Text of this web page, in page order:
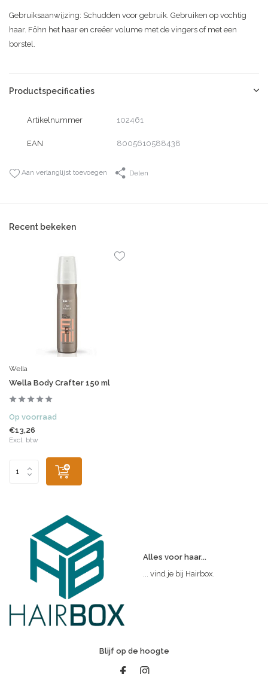
Gebruiksaanwijzing: Schudden voor gebruik. Gebruiken op vochtig
haar. Föhn het haar en creëer volume met de vingers of met een
borstel.
Productspecificaties
Artikelnummer 102461
EAN 8005610588438
Aan verlanglijst toevoegen Delen
Recent bekeken
Wella
Wella Body Crafter 150 ml
Op voorraad
€13,26
Excl. btw
Alles voor haar...
... vind je bij Hairbox.
Blijf op de hoogte